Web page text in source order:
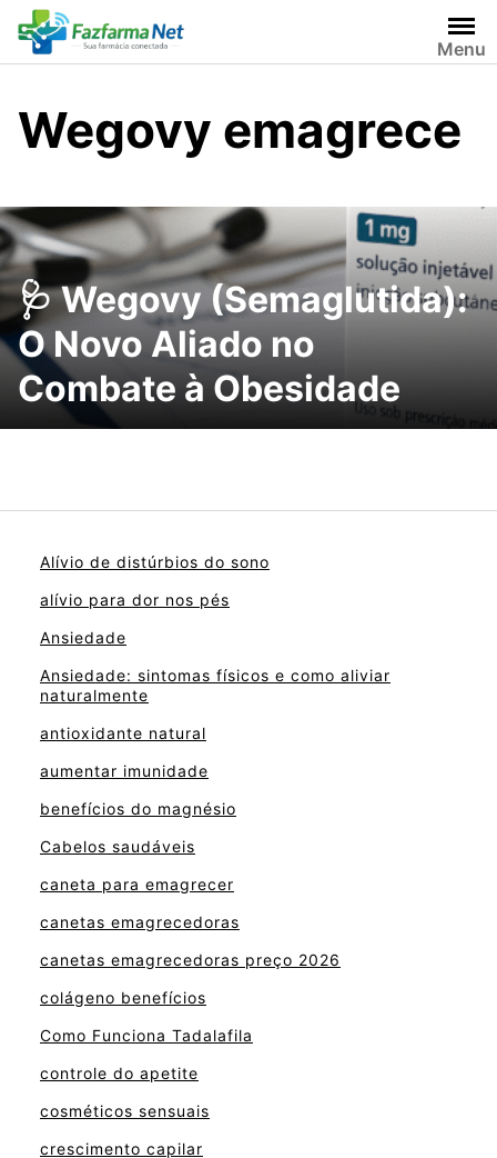
Skip
content
Menu
Wegovy emagrece
🩺 Wegovy (Semaglutida):
O Novo Aliado no
Combate à Obesidade
Alívio de distúrbios do sono
alívio para dor nos pés
Ansiedade
Ansiedade: sintomas físicos e como aliviar
naturalmente
antioxidante natural
aumentar imunidade
benefícios do magnésio
Cabelos saudáveis
caneta para emagrecer
canetas emagrecedoras
canetas emagrecedoras preço 2026
colágeno benefícios
Como Funciona Tadalafila
controle do apetite
cosméticos sensuais
crescimento capilar